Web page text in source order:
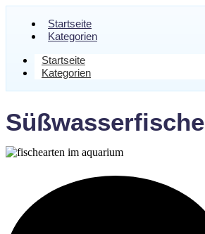
Startseite
Kategorien
Startseite
Kategorien
Süßwasserfische